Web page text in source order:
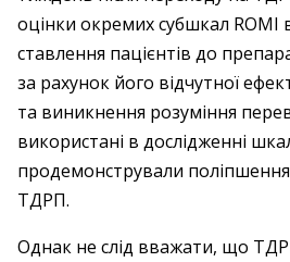
оцінки окремих субшкал
ставлення пацієнтів до
за рахунок його відчутної
та виникнення розуміння
використані в дослідженні
продемонстрували поліпшення
ТДРП.
Однак не слід вважати, що